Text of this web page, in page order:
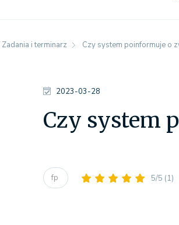
Zadania i terminarz Czy system poinformuje o
2023-03-28
Czy system
fp 5/5 (1)